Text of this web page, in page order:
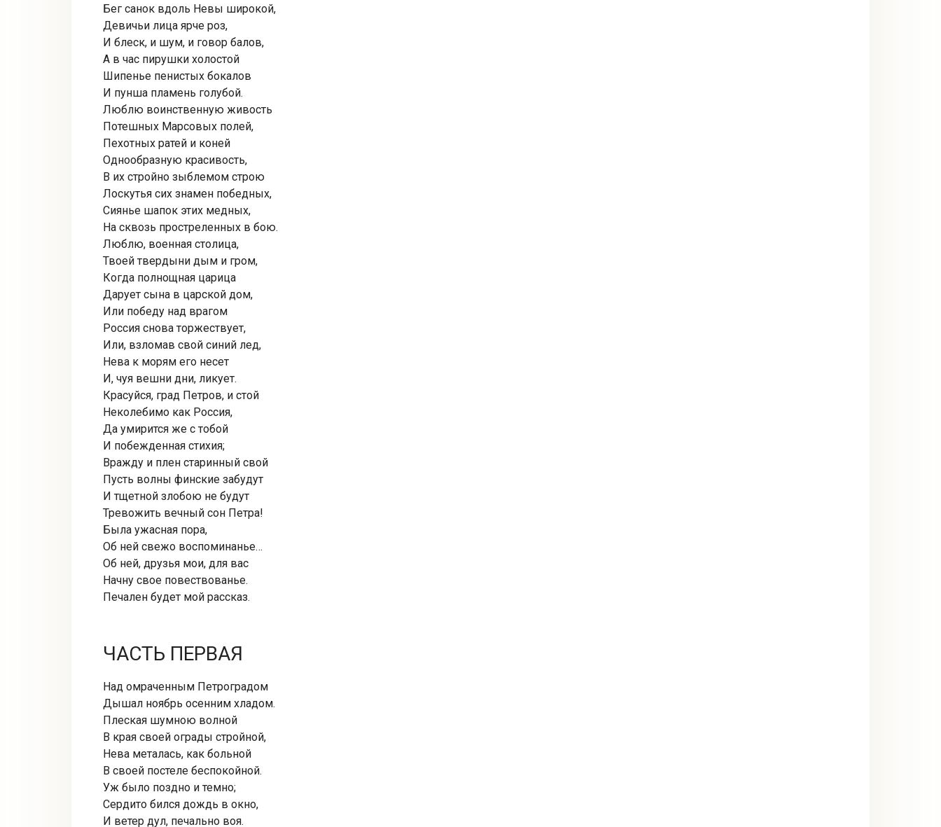
Бег санок вдоль Невы широкой,
Девичьи лица ярче роз,
И блеск, и шум, и говор балов,
А в час пирушки холостой
Шипенье пенистых бокалов
И пунша пламень голубой.
Люблю воинственную живость
Потешных Марсовых полей,
Пехотных ратей и коней
Однообразную красивость,
В их стройно зыблемом строю
Лоскутья сих знамен победных,
Сиянье шапок этих медных,
На сквозь простреленных в бою.
Люблю, военная столица,
Твоей твердыни дым и гром,
Когда полнощная царица
Дарует сына в царской дом,
Или победу над врагом
Россия снова торжествует,
Или, взломав свой синий лед,
Нева к морям его несет
И, чуя вешни дни, ликует.
Красуйся, град Петров, и стой
Неколебимо как Россия,
Да умирится же с тобой
И побежденная стихия;
Вражду и плен старинный свой
Пусть волны финские забудут
И тщетной злобою не будут
Тревожить вечный сон Петра!
Была ужасная пора,
Об ней свежо воспоминанье…
Об ней, друзья мои, для вас
Начну свое повествованье.
Печален будет мой рассказ.
ЧАСТЬ ПЕРВАЯ
Над омраченным Петроградом
Дышал ноябрь осенним хладом.
Плеская шумною волной
В края своей ограды стройной,
Нева металась, как больной
В своей постеле беспокойной.
Уж было поздно и темно;
Сердито бился дождь в окно,
И ветер дул, печально воя.